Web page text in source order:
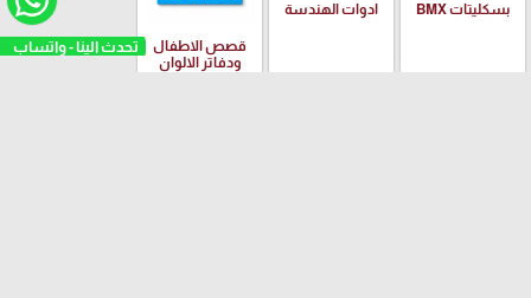
تحدث الينا - واتساب
بسكليتات BMX ادوات الهندسة
قصص الاطفال
ودفاتر الالوان